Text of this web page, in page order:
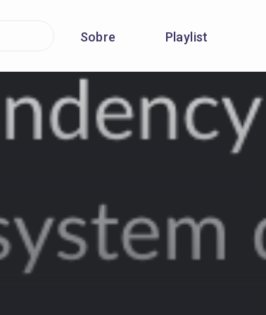
Sobre Playlist